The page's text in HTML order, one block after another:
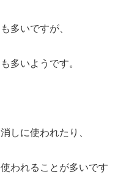
多いですが、
多いようです。
しに使われたり、
われることが多いです